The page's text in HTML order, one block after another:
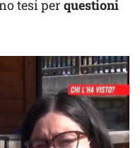
tesi per questioni